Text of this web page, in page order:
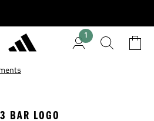
1
BAR LOGO